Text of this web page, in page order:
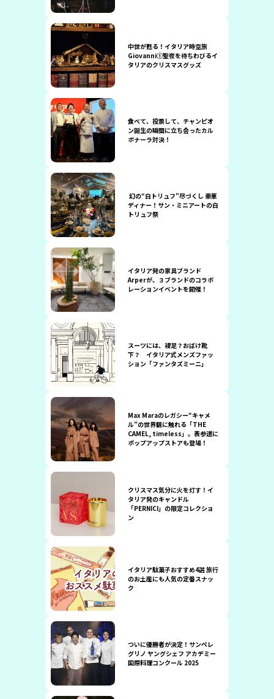
中世が甦る！イタリア時空旅
Giovanni①聖夜を待ちわびるイ
タリアのクリスマスグッズ
食べて、投票して、チャンピオ
ン誕生の瞬間に立ち会ったカル
ボナーラ対決！
幻の“白トリュフ”尽づくし 豪華
ディナー！サン・ミニアートの白
トリュフ祭
イタリア発の家具ブランド
Arperが、３ブランドのコラボ
レーションイベントを開催！
スーツには、裸足？おばけ靴
下？ イタリア式メンズファッ
ション「ファンタズミーニ」
Max Maraのレガシー“キャメ
ル”の世界観に触れる「THE
CAMEL, timeless」。表参道に
ポップアップストアも登場！
クリスマス気分に火を灯す！イ
タリア発のキャンドル
「PERNICI」の限定コレクショ
ン
イタリア駄菓子おすすめ4選 旅行
のお土産にも人気の定番スナッ
ク
ついに優勝者が決定！サンペレ
グリノ ヤングシェフ アカデミー
国際料理コンクール 2025